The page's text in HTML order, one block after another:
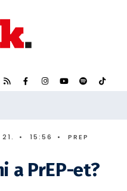
• 15:56 • PREP
a PrEP-et?